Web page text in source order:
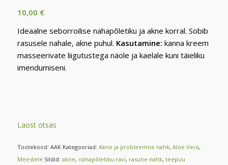
10,00 €
Ideaalne seborroilise nahapõletiku ja akne korral. Sobib
rasusele nahale, akne puhul. Kasutamine: kanna kreem
masseerivate liigutustega näole ja kaelale kuni täieliku
imendumiseni.
Laost otsas
Tootekood: AAK Kategooriad: Akne ja probleemne nahk, Aloe Vera,
Meestele Sildid: akne, nahapõletiku ravi, rasune nahk, teepuu